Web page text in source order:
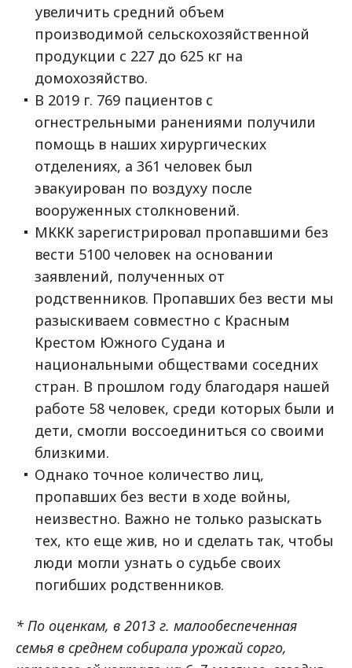
увеличить средний объем
производимой сельскохозяйственной
продукции с 227 до 625 кг на
домохозяйство.
В 2019 г. 769 пациентов с
огнестрельными ранениями получили
помощь в наших хирургических
отделениях, а 361 человек был
эвакуирован по воздуху после
вооруженных столкновений.
МККК зарегистрировал пропавшими без
вести 5100 человек на основании
заявлений, полученных от
родственников. Пропавших без вести мы
разыскиваем совместно с Красным
Крестом Южного Судана и
национальными обществами соседних
стран. В прошлом году благодаря нашей
работе 58 человек, среди которых были и
дети, смогли воссоединиться со своими
близкими.
Однако точное количество лиц,
пропавших без вести в ходе войны,
неизвестно. Важно не только разыскать
тех, кто еще жив, но и сделать так, чтобы
люди могли узнать о судьбе своих
погибших родственников.
* По оценкам, в 2013 г. малообеспеченная
семья в среднем собирала урожай сорго,